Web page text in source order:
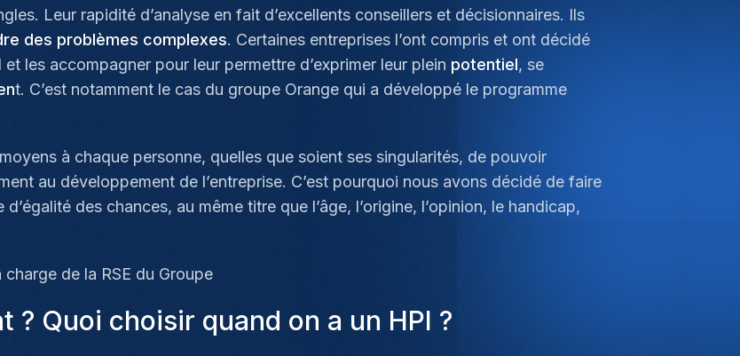
Leur rapidité d’analyse en fait d’excellents conseillers et décisionnaires. Ils
des problèmes complexes. Certaines entreprises l’ont compris et ont décidé
les accompagner pour leur permettre d’exprimer leur plein potentiel, se
t. C’est notamment le cas du groupe Orange qui a développé le programme
à chaque personne, quelles que soient ses singularités, de pouvoir
au développement de l’entreprise. C’est pourquoi nous avons décidé de faire
des chances, au même titre que l’âge, l’origine, l’opinion, le handicap,
de la RSE du Groupe
? Quoi choisir quand on a un HPI ?